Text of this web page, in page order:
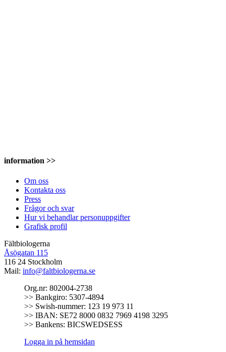
information >>
Om oss
Kontakta oss
Press
Frågor och svar
Hur vi behandlar personuppgifter
Grafisk profil
Fältbiologerna
Åsögatan 115
116 24 Stockholm
Mail: info@faltbiologerna.se
Org.nr: 802004-2738
>> Bankgiro: 5307-4894
>> Swish-nummer: 123 19 973 11
>> IBAN: SE72 8000 0832 7969 4198 3295
>> Bankens: BICSWEDSESS
Logga in på hemsidan